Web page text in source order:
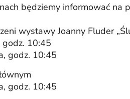
będziemy informować na
wystawy Joanny Fluder
godz. 10:45
godz. 10:45
godz. 10:45